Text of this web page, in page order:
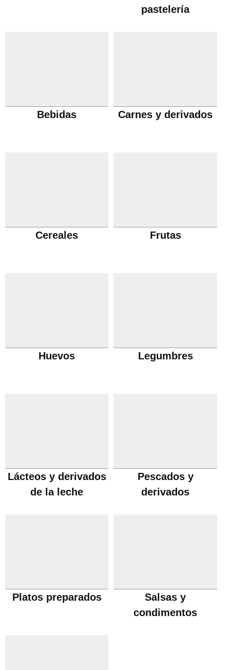
pastelería
Bebidas Carnes y derivados
Cereales Frutas
Huevos Legumbres
Lácteos y derivados
de la leche
Pescados y
derivados
Platos preparados
Salsas y
condimentos